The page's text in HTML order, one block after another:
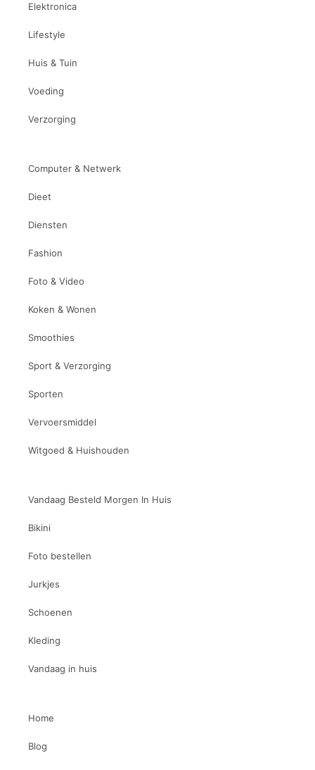
Elektronica
Lifestyle
Huis & Tuin
Voeding
Verzorging
Computer & Netwerk
Dieet
Diensten
Fashion
Foto & Video
Koken & Wonen
Smoothies
Sport & Verzorging
Sporten
Vervoersmiddel
Witgoed & Huishouden
Vandaag Besteld Morgen In Huis
Bikini
Foto bestellen
Jurkjes
Schoenen
Kleding
Vandaag in huis
Home
Blog